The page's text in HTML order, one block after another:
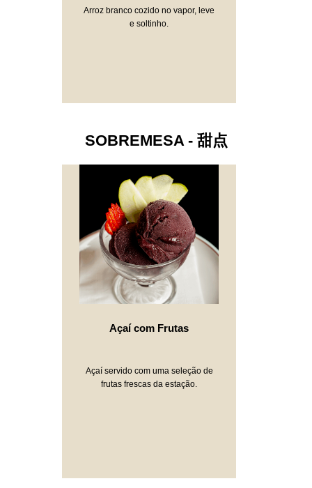
Arroz branco cozido no vapor, leve
e soltinho.
SOBREMESA - 甜点
Açaí com Frutas
Açaí servido com uma seleção de
frutas frescas da estação.